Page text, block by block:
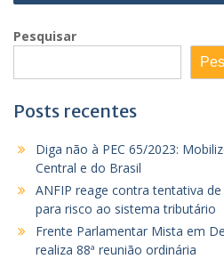
Pesquisar
Posts recentes
Diga não à PEC 65/2023:
Central e do Brasil
ANFIP reage contra tentativa
para risco ao sistema tributário
Frente Parlamentar Mista em
realiza 88ª reunião ordinária